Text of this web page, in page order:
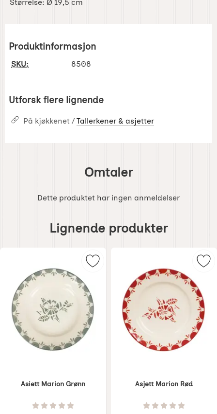
Størrelse: Ø 19,5 cm
Produktinformasjon
SKU: 8508
Utforsk flere lignende
På kjøkkenet / Tallerkener & asjetter
Omtaler
Dette produktet har ingen anmeldelser
Lignende produkter
Asiett Marion Grønn
Varenummer 8507Vurdering: 0 Stjerne av 5
Merk asiett Marion Grønn som
Asjett Marion Rød
Varenummer 8509Vurdering: 0